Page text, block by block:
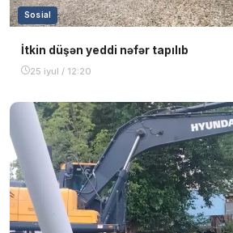
Sosial
İtkin düşən yeddi nəfər tapılıb
25 iyul / 12:20